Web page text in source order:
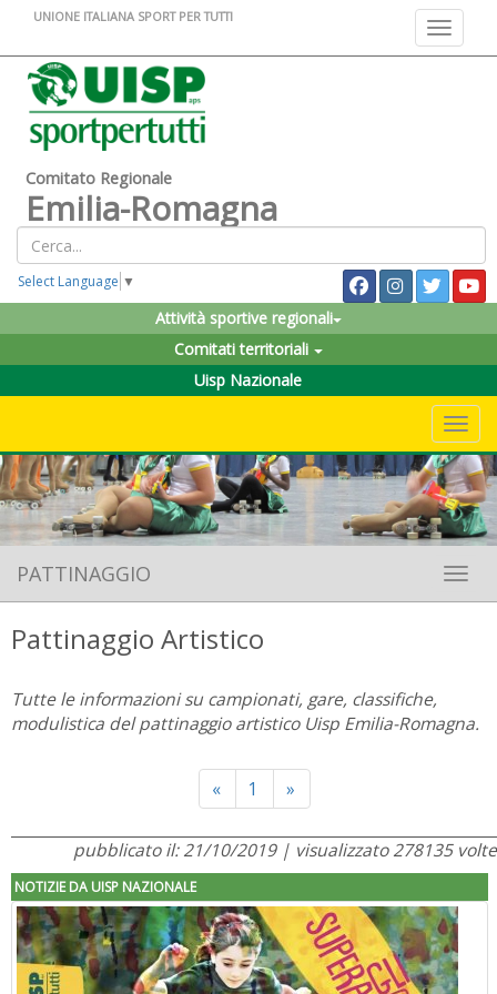
Toggle
UNIONE ITALIANA SPORT PER TUTTI
Comitato Regionale
Emilia-Romagna
Select Language ▼
Attività sportive regionali
Comitati territoriali
Uisp Nazionale
PATTINAGGIO
Pattinaggio Artistico
Tutte le informazioni su campionati, gare, classifiche,
modulistica del pattinaggio artistico Uisp Emilia-Romagna.
«Previous
1 »
pubblicato il: 21/10/2019 | visualizzato 278135 volte
NOTIZIE DA UISP NAZIONALE